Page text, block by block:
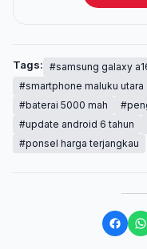
Tags: #samsung galaxy
#smartphone maluku utara
#baterai 5000 mah
#update android 6 tahun
#ponsel harga terjangkau